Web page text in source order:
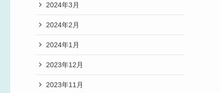
2024年3月
2024年2月
2024年1月
2023年12月
2023年11月